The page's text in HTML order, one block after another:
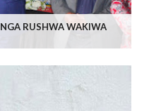
RUSHWA WAKIWA